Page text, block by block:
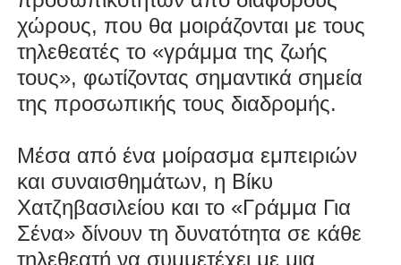
χώρους, που θα μοιράζονται με τους
τηλεθεατές το «γράμμα της ζωής
τους», φωτίζοντας σημαντικά σημεία
της προσωπικής τους διαδρομής.
Μέσα από ένα μοίρασμα εμπειριών
και συναισθημάτων, η Βίκυ
Χατζηβασιλείου και το «Γράμμα Για
Σένα» δίνουν τη δυνατότητα σε κάθε
τηλεθεατή να συμμετέχει με μια